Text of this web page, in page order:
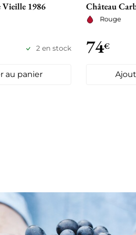
1986
2 en stock
au panier
Château
Rouge
74€